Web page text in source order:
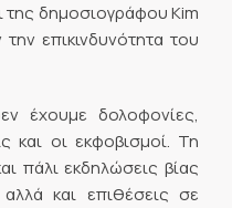
της δημοσιογράφου Kim
επικινδυνότητα του
έχουμε δολοφονίες,
και οι εκφοβισμοί. Τη
πάλι εκδηλώσεις βίας
και επιθέσεις σε